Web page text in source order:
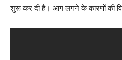
शुरू कर दी है। आग लगने के कारणों की